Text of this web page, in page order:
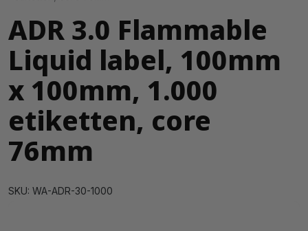
ADR 3.0 Flammable
Liquid label, 100mm
x 100mm, 1.000
etiketten, core
76mm
SKU: WA-ADR-30-1000